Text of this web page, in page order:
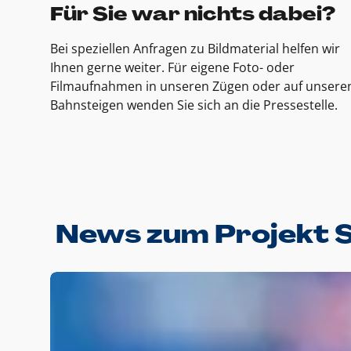
Für Sie war nichts dabei?
Bei speziellen Anfragen zu Bildmaterial helfen wir
Ihnen gerne weiter. Für eigene Foto- oder
Filmaufnahmen in unseren Zügen oder auf
Bahnsteigen wenden Sie sich an die Pressestelle.
News zum Projekt